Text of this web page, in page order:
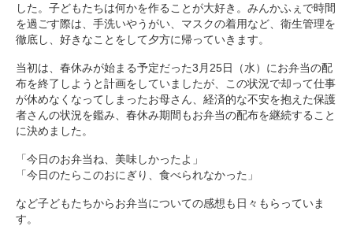
した。子どもたちは何かを作ることが大好き。みんかふぇで時間
を過ごす際は、手洗いやうがい、マスクの着用など、衛生管理を
徹底し、好きなことをして夕方に帰っていきます。
当初は、春休みが始まる予定だった3月25日（水）にお弁当の配
布を終了しようと計画をしていましたが、この状況で却って仕事
が休めなくなってしまったお母さん、経済的な不安を抱えた保護
者さんの状況を鑑み、春休み期間もお弁当の配布を継続すること
に決めました。
「今日のお弁当ね、美味しかったよ」
「今日のたらこのおにぎり、食べられなかった」
など子どもたちからお弁当についての感想も日々もらっていま
す。